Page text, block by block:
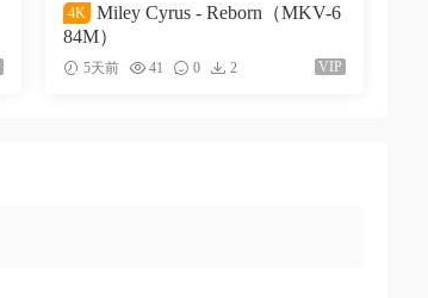
4K
Miley Cyrus - Reborn（MKV-6
84M）
5天前 41 0 2 VIP